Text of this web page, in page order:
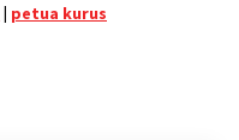
| petua kurus